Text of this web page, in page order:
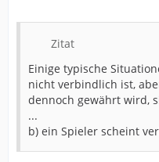
Zitat
Einige typische
nicht verbindlich ist,
dennoch gewährt wird,
...
b) ein Spieler scheint